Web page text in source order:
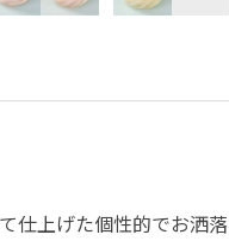
仕上げた個性的でお洒